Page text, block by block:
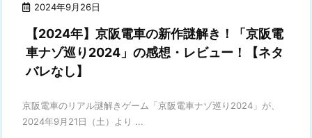
2024年9月26日
【2024年】京阪電車の新作謎解き！「京阪電
車ナゾ巡り2024」の感想・レビュー！【ネタ
バレなし】
京阪電車のリアル謎解きゲーム「京阪電車ナゾ巡り2024」が、
2024年9月21日（土）より ...